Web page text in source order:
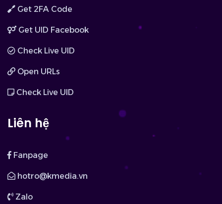
Get 2FA Code
Get UID Facebook
Check Live UID
Open URLs
Check Live UID
Liên hệ
Fanpage
hotro@kmedia.vn
Zalo